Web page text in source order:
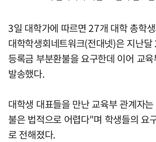
3일 대학가에 따르면 27개 대학 총학
대학학생회네트워크(전대넷)은 지난
등록금 부분환불을 요구한데 이어 교
발송했다.
대학생 대표들을 만난 교육부 관계자
불은 법적으로 어렵다"며 학생들의 요
로 전해졌다.